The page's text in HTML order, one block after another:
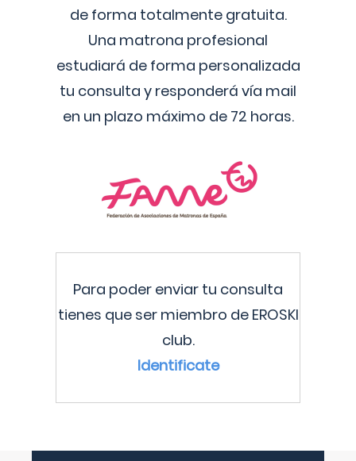
de forma totalmente gratuita.
Una matrona profesional
estudiará de forma personalizada
tu consulta y responderá vía mail
en un plazo máximo de 72 horas.
Para poder enviar tu consulta
tienes que ser miembro de EROSKI
club.
Identificate